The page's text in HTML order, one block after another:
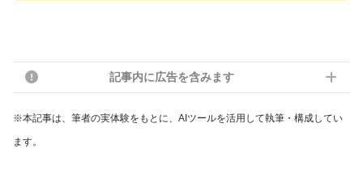
記事内に広告を含みます
※本記事は、筆者の実体験をもとに、AIツールを活用して執筆・構成してい
ます。